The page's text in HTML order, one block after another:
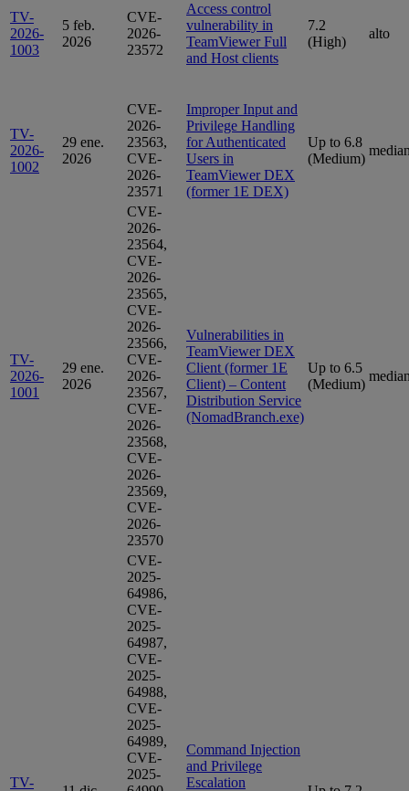
TV-
2026-
1003
5 feb.
2026
CVE-
2026-
23572
Access control
vulnerability in
TeamViewer Full
and Host clients
7.2
(High)
alto
TV-
2026-
1002
29 ene.
2026
CVE-
2026-
23563,
CVE-
2026-
23571
Improper Input and
Privilege Handling
for Authenticated
Users in
TeamViewer DEX
(former 1E DEX)
Up to 6.8
(Medium)
TV-
2026-
1001
29 ene.
2026
CVE-
2026-
23564,
CVE-
2026-
23565,
CVE-
2026-
23566,
CVE-
2026-
23567,
CVE-
2026-
23568,
CVE-
2026-
23569,
CVE-
2026-
23570
Vulnerabilities in
TeamViewer DEX
Client (former 1E
Client) – Content
Distribution Service
(NomadBranch.exe)
Up to 6.5
(Medium)
TV-
CVE-
2025-
64986,
CVE-
2025-
64987,
CVE-
2025-
64988,
CVE-
2025-
64989,
CVE-
2025-
Command Injection
and Privilege
Escalation